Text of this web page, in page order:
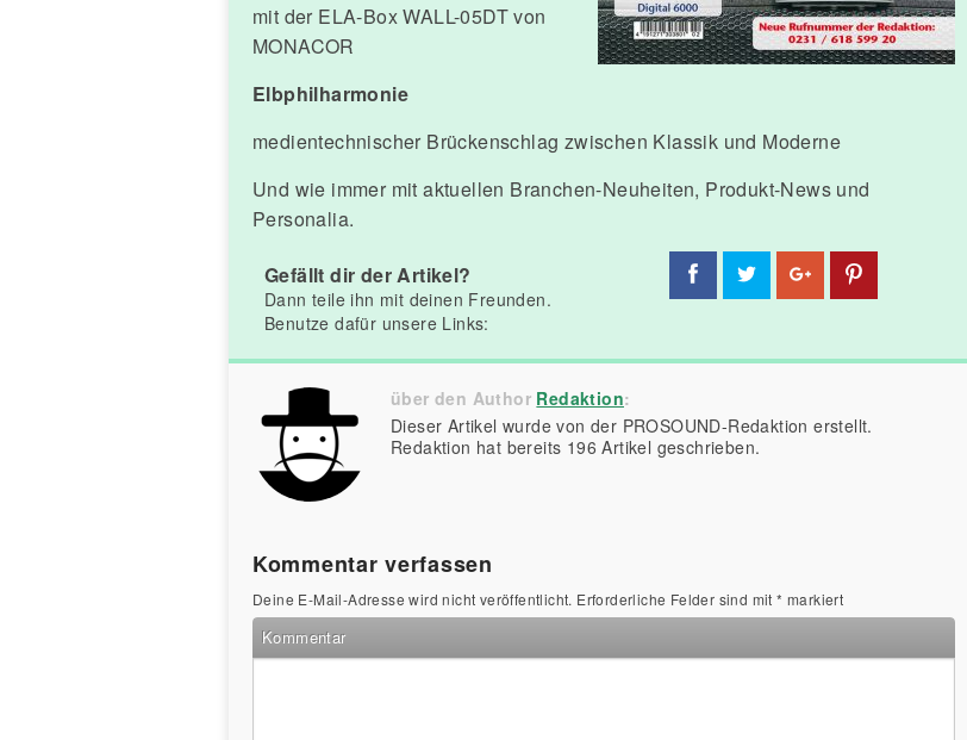
mit der ELA-Box WALL-05DT von
MONACOR
Elbphilharmonie
medientechnischer Brückenschlag zwischen Klassik und Moderne
Und wie immer mit aktuellen Branchen-Neuheiten, Produkt-News und
Personalia.
Gefällt dir der Artikel?
Dann teile ihn mit deinen Freunden.
Benutze dafür unsere Links:
über den Author Redaktion:
Dieser Artikel wurde von der PROSOUND-Redaktion erstellt.
Redaktion hat bereits 196 Artikel geschrieben.
Kommentar verfassen
Deine E-Mail-Adresse wird nicht veröffentlicht. Erforderliche Felder sind mit* markiert
Kommentar